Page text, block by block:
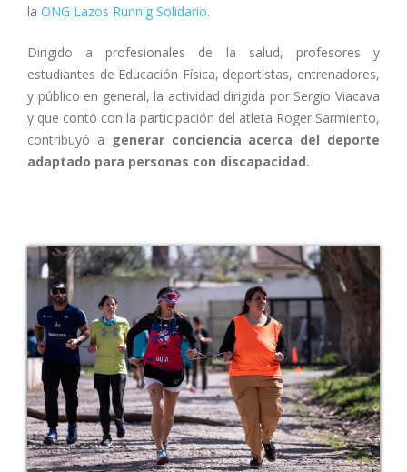
la ONG Lazos Runnig Solidario.
Dirigido a profesionales de la salud, profesores y
estudiantes de Educación Física, deportistas, entrenadores,
y público en general, la actividad dirigida por Sergio Viacava
y que contó con la participación del atleta Roger Sarmiento,
contribuyó a generar conciencia acerca del deporte
adaptado para personas con discapacidad.